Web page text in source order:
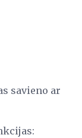
savieno ar